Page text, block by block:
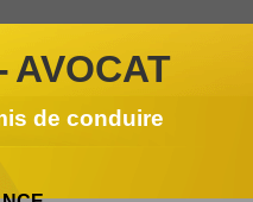
AVOCAT
de conduire